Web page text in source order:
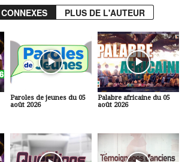
PLUS DE L'AUTEUR
Paroles de jeunes du 05
août 2026
Palabre africaine du 05
août 2026